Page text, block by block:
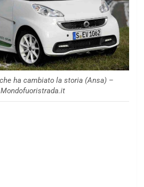
ha cambiato la storia (Ansa) –
Mondofuoristrada.it